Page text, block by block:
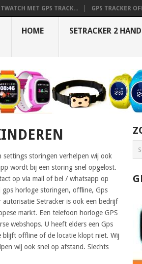
MET GPS TRACK... GPS TRACKER
HOME SETRACKER 2
storingen verhelpen wij ook
wordt bij een storing snel opgelost.
op via mail of bel / whatsapp op
horloge storingen, offline, Gps
Setracker is ook een bedrijf
markt. Een telefoon horloge GPS
webshops. U heeft elders een Gps
blijft offline of de locatie klopt niet. Wij
wij ook snel op afstand. Slechts